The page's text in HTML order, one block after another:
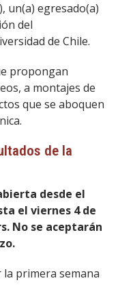
un(a) egresado(a)
del
de Chile.
propongan
a montajes de
que se aboquen
de la
desde el
el viernes 4 de
No se aceptarán
primera semana